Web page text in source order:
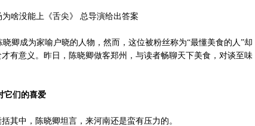
卿成为家喻户晓的人物，然而，这位被粉丝称为“最懂美食的人”却
有意义。昨日，陈晓卿做客郑州，与读者畅聊天下美食，对谈至味
们的喜爱
中，陈晓卿坦言，来河南还是蛮有压力的。